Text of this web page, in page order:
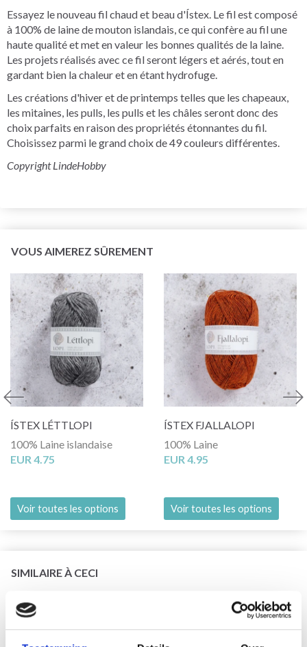
Essayez le nouveau fil chaud et beau d'Ístex. Le fil est composé
à 100% de laine de mouton islandais, ce qui confère au fil une
haute qualité et met en valeur les bonnes qualités de la laine.
Les projets réalisés avec ce fil seront légers et aérés, tout en
gardant bien la chaleur et en étant hydrofuge.
Les créations d'hiver et de printemps telles que les chapeaux,
les mitaines, les pulls, les pulls et les châles seront donc des
choix parfaits en raison des propriétés étonnantes du fil.
Choisissez parmi le grand choix de 49 couleurs différentes.
Copyright LindeHobby
VOUS AIMEREZ SÛREMENT
ÍSTEX LÉTTLOPI
100% Laine islandaise
EUR 4.75
Voir toutes les options
ÍSTEX FJALLALOPI
100% Laine
EUR 4.95
Voir toutes les options
SIMILAIRE À CECI
29% de réduction